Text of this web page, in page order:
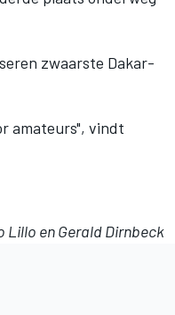
zwaarste Dakar-
amateurs", vindt
Lillo en Gerald Dirnbeck